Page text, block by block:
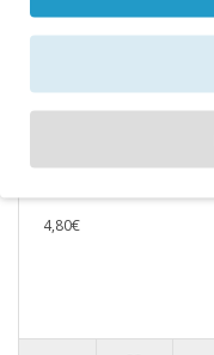
Em foilBalão Tigre :76,2
4,80€